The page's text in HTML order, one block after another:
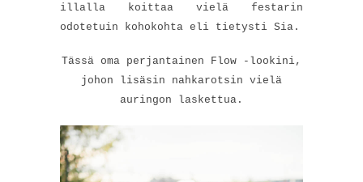
illalla koittaa vielä festarin
odotetuin kohokohta eli tietysti Sia.
Tässä oma perjantainen Flow -lookini,
johon lisäsin nahkarotsin vielä
auringon laskettua.